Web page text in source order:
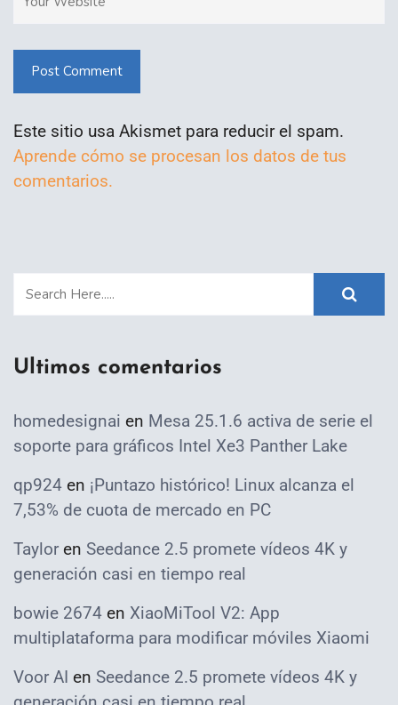
Post Comment
Este sitio usa Akismet para reducir el spam.
Aprende cómo se procesan los datos de tus
comentarios.
Ultimos comentarios
homedesignai en Mesa 25.1.6 activa de serie el
soporte para gráficos Intel Xe3 Panther Lake
qp924 en ¡Puntazo histórico! Linux alcanza el
7,53% de cuota de mercado en PC
Taylor en Seedance 2.5 promete vídeos 4K y
generación casi en tiempo real
bowie 2674 en XiaoMiTool V2: App
multiplataforma para modificar móviles Xiaomi
Voor AI en Seedance 2.5 promete vídeos 4K y